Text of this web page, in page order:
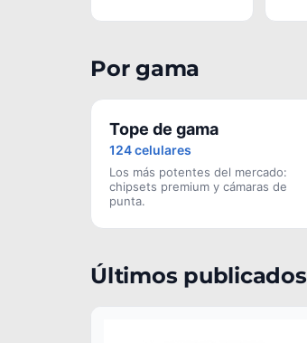
Por gama
Tope de gama
124 celulares
Los más potentes del mercado:
chipsets premium y cámaras de
punta.
Últimos publicados